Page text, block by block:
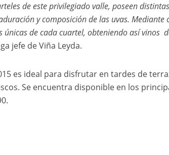
de este privilegiado valle, poseen
y composición de las uvas. Mediante
únicas de cada cuartel, obteniendo así vinos
jefe de Viña Leyda.
es ideal para disfrutar en tardes de
Se encuentra disponible en los